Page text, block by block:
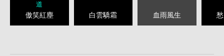
道
傲笑紅塵 白雲驕霜 血雨風生